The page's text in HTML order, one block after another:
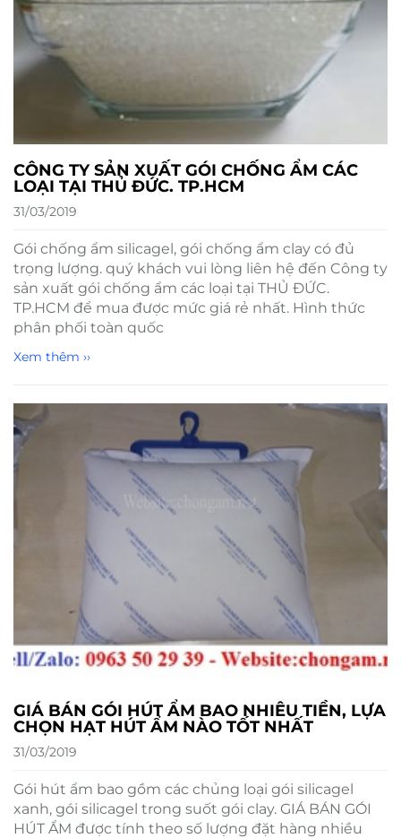
CÔNG TY SẢN XUẤT GÓI CHỐNG ẨM CÁC
LOẠI TẠI THỦ ĐỨC. TP.HCM
31/03/2019
Gói chống ẩm silicagel, gói chống ẩm clay có đủ
trọng lượng. quý khách vui lòng liên hệ đến Công ty
sản xuất gói chống ẩm các loại tại THỦ ĐỨC.
TP.HCM để mua được mức giá rẻ nhất. Hình thức
phân phối toàn quốc
Xem thêm ››
GIÁ BÁN GÓI HÚT ẨM BAO NHIÊU TIỀN, LỰA
CHỌN HẠT HÚT ẨM NÀO TỐT NHẤT
31/03/2019
Gói hút ẩm bao gồm các chủng loại gói silicagel
xanh, gói silicagel trong suốt gói clay. GIÁ BÁN GÓI
HÚT ẨM được tính theo số lượng đặt hàng nhiều